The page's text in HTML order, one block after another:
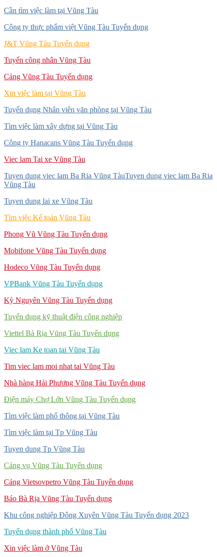
Cần tìm việc làm tại Vũng Tàu
Công ty thực phẩm việt Vũng Tàu Tuyển dụng
J&T Vũng Tàu Tuyển dụng
Tuyển công nhân Vũng Tàu
Cảng Vũng Tàu Tuyển dụng
Xin việc làm tại Vũng Tàu
Tuyển dụng Nhân viên văn phòng tại Vũng Tàu
Tìm việc làm xây dựng tại Vũng Tàu
Công ty Hanacans Vũng Tàu Tuyển dụng
Viec lam Tai xe Vũng Tàu
Tuyen dung viec lam Ba Ria Vũng TàuTuyen dung viec lam Ba Ria
Vũng Tàu
Tuyen dung lai xe Vũng Tàu
Tìm việc Kế toán Vũng Tàu
Phong Vũ Vũng Tàu Tuyển dụng
Mobifone Vũng Tàu Tuyển dụng
Hodeco Vũng Tàu Tuyển dụng
VPBank Vũng Tàu Tuyển dụng
Kỳ Nguyên Vũng Tàu Tuyển dụng
Tuyển dụng kỹ thuật điện công nghiệp
Viettel Bà Rịa Vũng Tàu Tuyển dụng
Viec lam Ke toan tai Vũng Tàu
Tim viec lam moi nhat tai Vũng Tàu
Nhà hàng Hải Phương Vũng Tàu Tuyển dụng
Điện máy Chợ Lớn Vũng Tàu Tuyển dụng
Tìm việc làm phổ thông tại Vũng Tàu
Tìm việc làm tại Tp Vũng Tàu
Tuyen dung Tp Vũng Tàu
Cảng vụ Vũng Tàu Tuyển dụng
Cảng Vietsovpetro Vũng Tàu Tuyển dụng
Báo Bà Rịa Vũng Tàu Tuyển dụng
Khu công nghiệp Đông Xuyên Vũng Tàu Tuyển dụng 2023
Tuyển dụng thành phố Vũng Tàu
Xin việc làm ở Vũng Tàu